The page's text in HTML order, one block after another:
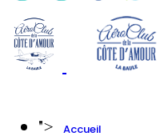
">
Accueil